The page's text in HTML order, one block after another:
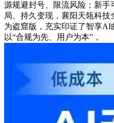
源规避封号、限流风险；新手
局、持久变现，襄阳天瓴科
为盗窟版，充实印证了智享
以“合规为先、用户为本”，